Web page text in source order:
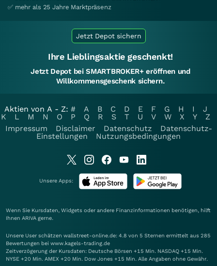
✅ mehr als 25 Jahre Marktpräsenz
Jetzt Depot sichern
Ihre Lieblingsaktie geschenkt!
Jetzt Depot bei SMARTBROKER+ eröffnen und
Willkommensgeschenk sichern.
Aktien von A - Z: # A B C D E F G H I
J
K
L M N O P Q R S T U V W X Y
Z
Impressum
Disclaimer Datenschutz
Datenschutz-
Einstellungen
Nutzungsbedingungen
Unsere Apps:
Wenn Sie Kursdaten, Widgets oder andere Finanzinformationen benötigen, hilft
Ihnen ARIVA gerne.
Unsere User schätzen wallstreet-online.de: 4.8 von 5 Sternen ermittelt aus 285
Bewertungen bei www.kagels-trading.de
Zeitverzögerung der Kursdaten: Deutsche Börsen +15 Min. NASDAQ +15 Min.
NYSE +20 Min. AMEX +20 Min. Dow Jones +15 Min. Alle Angaben ohne Gewähr.